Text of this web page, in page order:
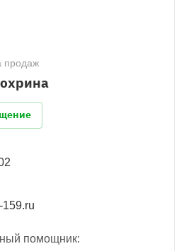
продаж
помощник: